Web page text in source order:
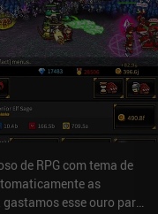
de RPG com tema de
as
esse ouro para